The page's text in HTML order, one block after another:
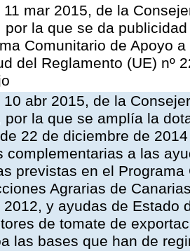
11 mar 2015, de la
por la que se da
Comunitario de Apoyo
del Reglamento (UE) nº
10 abr 2015, de la
por la que se amplía la
22 de diciembre de
complementarias a las
previstas en el
Agrarias de
2012, y ayudas de Estado
de tomate de
las bases que han de